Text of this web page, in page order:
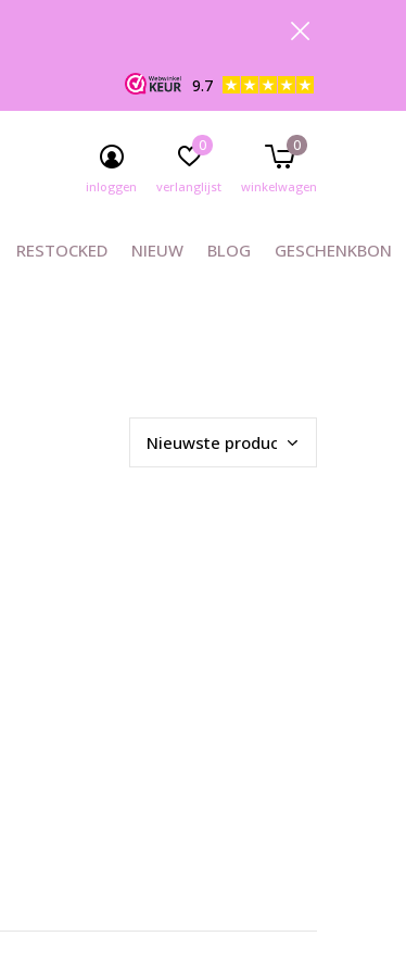
RESTOCKED NIEUW BLOG GESCHENKBON
inloggen verlanglijst
0
winkelwagen
0
9.7